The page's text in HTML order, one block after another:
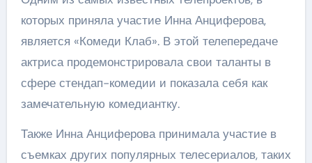
которых приняла участие Инна Анциферова,
является «Комеди Клаб». В этой телепередаче
актриса продемонстрировала свои таланты в
сфере стендап-комедии и показала себя как
замечательную комедиантку.
Также Инна Анциферова принимала участие в
съемках других популярных телесериалов, таких